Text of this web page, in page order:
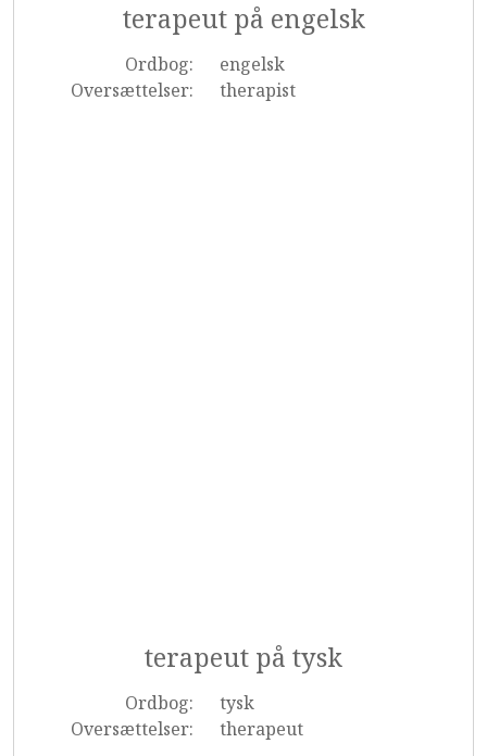
terapeut på engelsk
Ordbog:
engelsk
Oversættelser:
therapist
terapeut på tysk
Ordbog:
tysk
Oversættelser:
therapeut